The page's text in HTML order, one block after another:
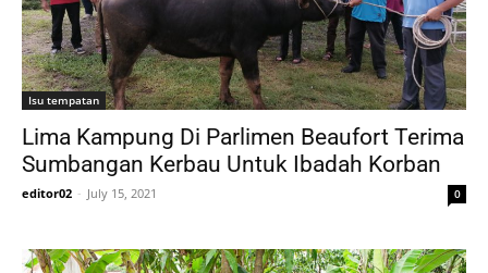
Isu tempatan
Lima Kampung Di Parlimen Beaufort Terima
Sumbangan Kerbau Untuk Ibadah Korban
editor02 - July 15, 2021 0